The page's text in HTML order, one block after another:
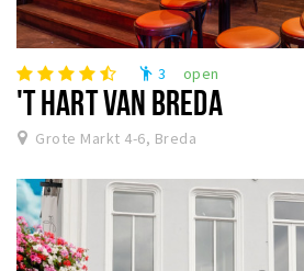
emoji_people 3 open
'T HART VAN BREDA
Grote Markt 4-6, Breda